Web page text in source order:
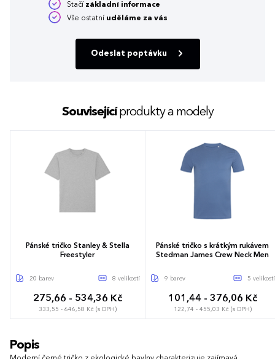
Stačí základní informace
Vše ostatní uděláme za vás
Odeslat poptávku
Souvisejícíprodukty a modely
Pánské tričko Stanley & Stella
Freestyler
20 barev 8 velikostí
275,66 - 534,36 Kč
333,55 - 646,58 Kč (s DPH)
XXS XXL
Pánské tričko s krátkým rukávem
Stedman James Crew Neck Men
9 barev 5 velikostí
101,44 - 376,06 Kč
122,74 - 455,03 Kč (s DPH)
Popis